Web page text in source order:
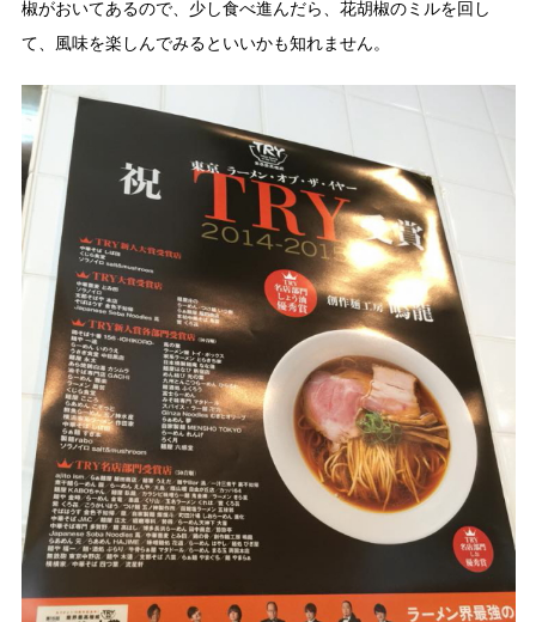
椒がおいてあるので、少し食べ進んだら、花胡椒のミルを回し
て、風味を楽しんでみるといいかも知れません。